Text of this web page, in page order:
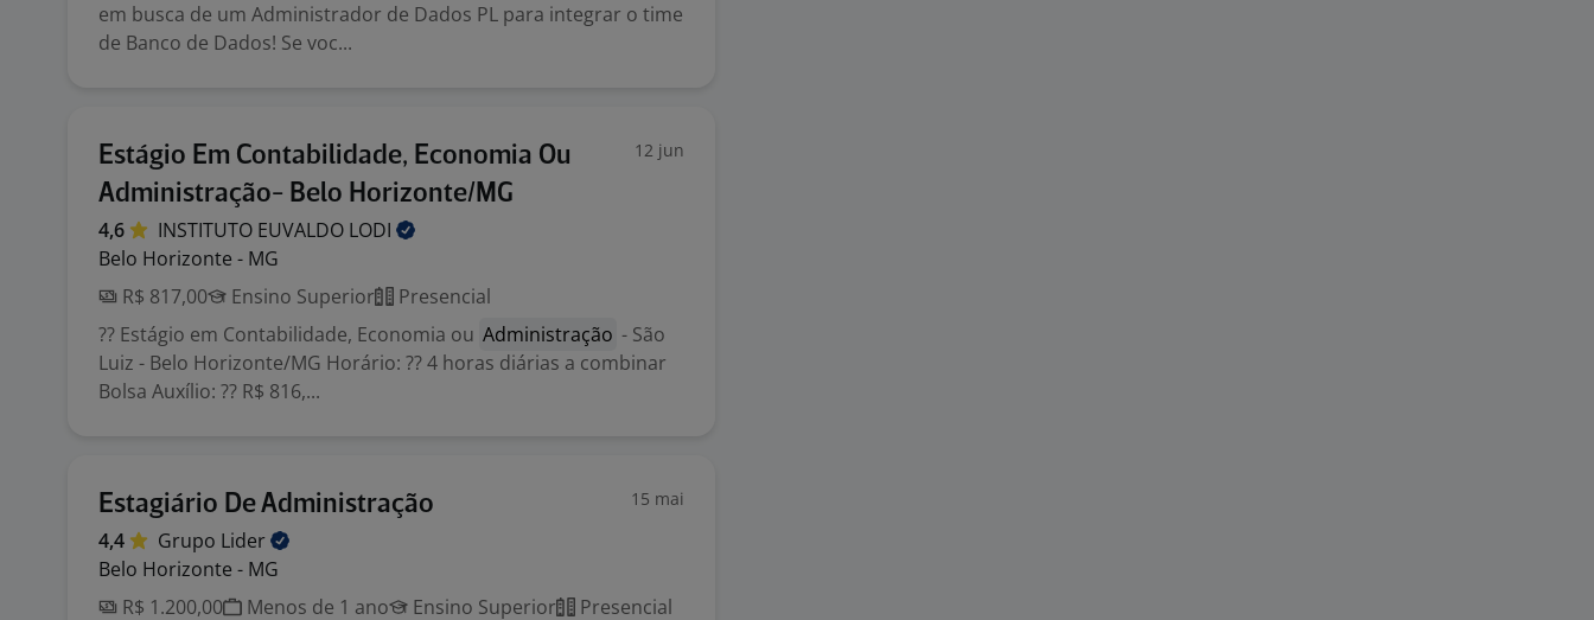
em busca de um Administrador de Dados PL para integrar o time
de Banco de Dados! Se voc...
Estágio Em Contabilidade, Economia Ou
Administração- Belo Horizonte/MG
12 jun
4,6 INSTITUTO EUVALDO LODI
Belo Horizonte - MG
R$ 817,00
Ensino Superior
Presencial
?? Estágio em Contabilidade, Economia ou Administração - São
Luiz - Belo Horizonte/MG Horário: ?? 4 horas diárias a combinar
Bolsa Auxílio: ?? R$ 816,...
Estagiário De Administração 15 mai
4,4 Grupo Lider
Belo Horizonte - MG
R$ 1.200,00
Menos de 1 ano Ensino Superior Presencial